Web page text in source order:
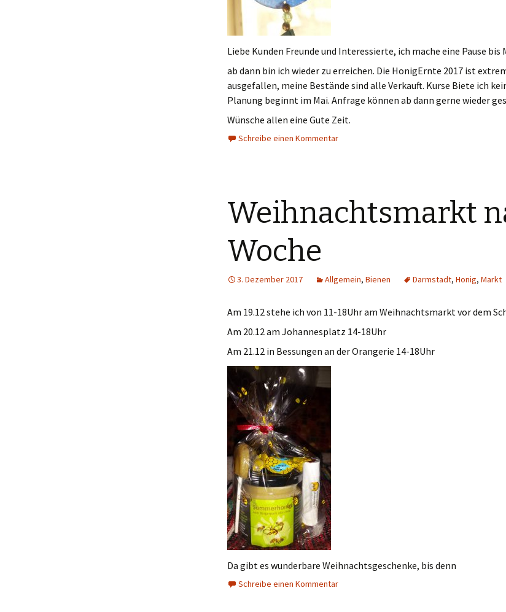
Liebe Kunden Freunde und Interessierte, ich mache eine Pause bis
ab dann bin ich wieder zu erreichen. Die HonigErnte 2017 ist
ausgefallen, meine Bestände sind alle Verkauft. Kurse Biete ich
Planung beginnt im Mai. Anfrage können ab dann gerne wieder
Wünsche allen eine Gute Zeit.
Schreibe einen Kommentar
Weihnachtsmarkt
Woche
3. Dezember 2017 Allgemein, Bienen Darmstadt, Honig, Markt
Am 19.12 stehe ich von 11-18Uhr am Weihnachtsmarkt vor dem
Am 20.12 am Johannesplatz 14-18Uhr
Am 21.12 in Bessungen an der Orangerie 14-18Uhr
Da gibt es wunderbare Weihnachtsgeschenke, bis denn
Schreibe einen Kommentar